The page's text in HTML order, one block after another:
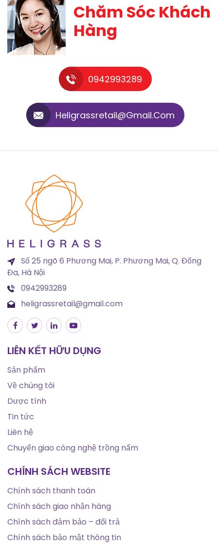
Chăm Sóc Khách
Hàng
0942993289
Heligrassretail@gmail.com
Số 25 ngõ 6 Phương Mai, P. Phương Mai, Q. Đống
Đa, Hà Nội
0942993289
heligrassretail@gmail.com
LIÊN KẾT HỮU DỤNG
Sản phẩm
Về chúng tôi
Dược tính
Tin tức
Liên hệ
Chuyển giao công nghệ trồng nấm
CHÍNH SÁCH WEBSITE
Chính sách thanh toán
Chính sách giao nhận hàng
Chính sách đảm bảo – đổi trả
Chính sách bảo mật thông tin